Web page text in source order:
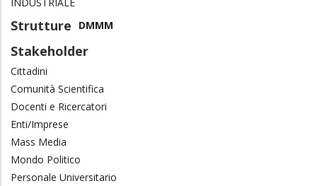
Strutture DMMM
Stakeholder
Cittadini
Comunità Scientifica
Docenti e Ricercatori
Enti/Imprese
Mass Media
Mondo Politico
Personale Universitario